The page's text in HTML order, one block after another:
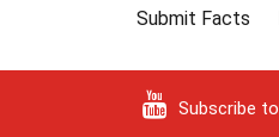
Submit Facts
Subscribe